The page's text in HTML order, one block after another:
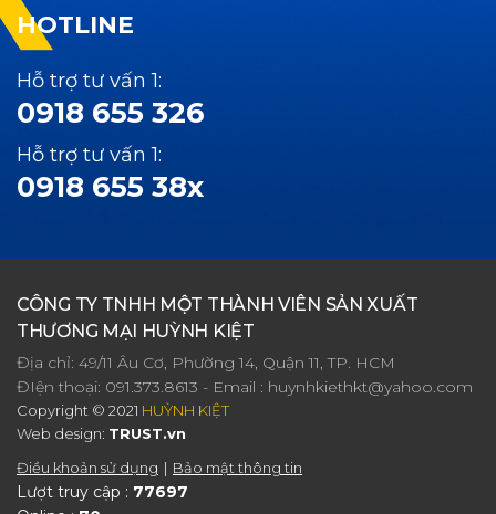
HOTLINE
Hỗ trợ tư vấn 1:
0918 655 326
Hỗ trợ tư vấn 1:
0918 655 38x
CÔNG TY TNHH MỘT THÀNH VIÊN SẢN XUẤT
THƯƠNG MẠI HUỲNH KIỆT
Địa chỉ: 49/11 Âu Cơ, Phường 14, Quận 11, TP. HCM
ĐIện thoại: 091.373.8613 - Email : huynhkiethkt@yahoo.com
Copyright © 2021 HUỲNH KIỆT
Web design: TRUST.vn
Điều khoản sử dụng
Bảo mật thông tin
Lượt truy cập : 77697